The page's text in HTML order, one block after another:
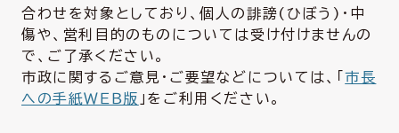
合わせを対象としており、個人の誹謗(ひぼう)・中
傷や、営利目的のものについては受け付けませんの
で、ご了承ください。
市政に関するご意見・ご要望などについては、「市長
への手紙ＷＥＢ版 」をご利用ください。